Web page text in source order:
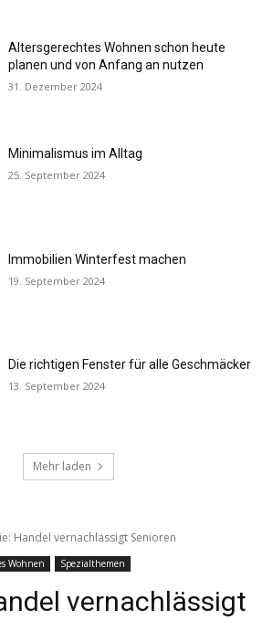
Altersgerechtes Wohnen schon heute
planen und von Anfang an nutzen
31. Dezember 2024
Minimalismus im Alltag
25. September 2024
Immobilien Winterfest machen
19. September 2024
Die richtigen Fenster für alle Geschmäcker
13. September 2024
Mehr laden